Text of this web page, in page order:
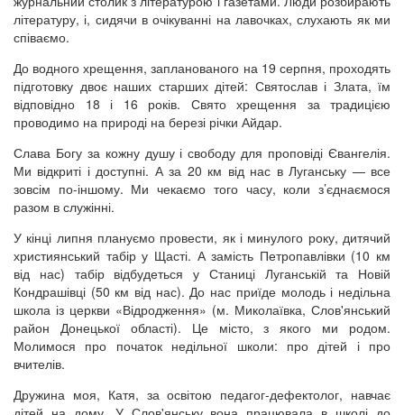
літературу, і, сидячи в очікуванні на лавочках, слухають як ми
співаємо.
До водного хрещення, запланованого на 19 серпня, проходять
підготовку двоє наших старших дітей: Святослав і Злата, їм
відповідно 18 і 16 років. Свято хрещення за традицією
проводимо на природі на березі річки Айдар.
Слава Богу за кожну душу і свободу для проповіді Євангелія.
Ми відкриті і доступні. А за 20 км від нас в Луганську — все
зовсім по-іншому. Ми чекаємо того часу, коли з’єднаємося
разом в служінні.
У кінці липня плануємо провести, як і минулого року, дитячий
християнський табір у Щасті. А замість Петропавлівки (10 км
від нас) табір відбудеться у Станиці Луганській та Новій
Кондрашівці (50 км від нас). До нас приїде молодь і недільна
школа із церкви «Відродження» (м. Миколаївка, Слов'янський
район Донецької області). Це місто, з якого ми родом.
Молимося про початок недільної школи: про дітей і про
вчителів.
Дружина моя, Катя, за освітою педагог-дефектолог, навчає